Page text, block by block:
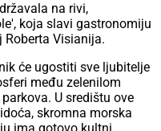
na rivi,
koja slavi gastronomiju
Roberta Visianija.
će ugostiti sve ljubitelje
među zelenilom
U središtu ove
skromna morska